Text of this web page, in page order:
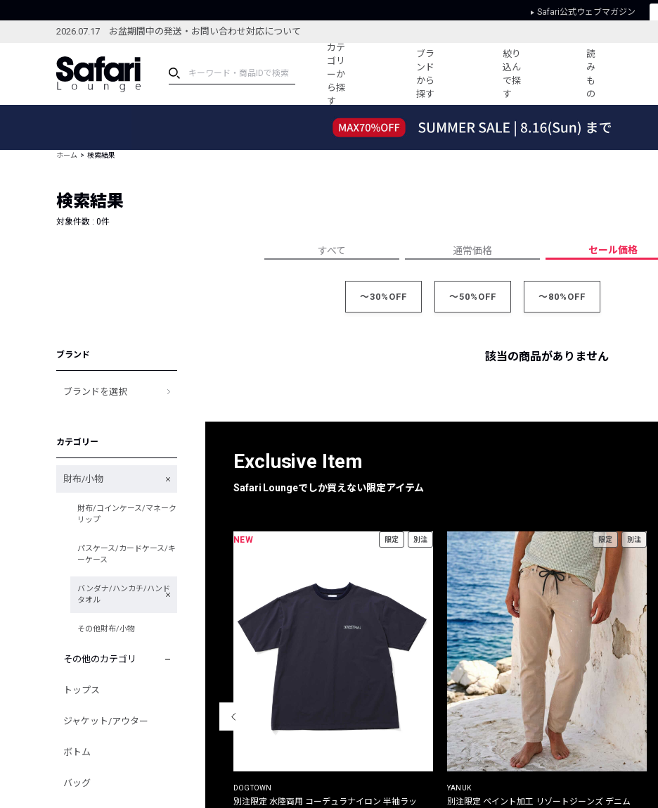
Safari公式ウェブマガジン
2026.07.17 お盆期間中の発送・お問い合わせ対応について
カテ
ゴリ
ーか
ら探
す
ブラ
ンド
から
探す
絞り
込ん
で探
す
読
み
も
の
ブランドから探す
新着アイテム
編集部のおすすめアイテム
すべての記事
人気記事ランキング
ウィークリーコーデ
プライバシーポリシー
ホーム 検索結果
検索結果
対象件数 : 0件
すべて 通常価格 セール価格
～30%OFF ～50%OFF ～80%OFF
ブランド
ブランドを選択
カテゴリー
財布/小物
財布/コインケース/マネーク
リップ
パスケース/カードケース/キ
ーケース
バンダナ/ハンカチ/ハンド
タオル
その他財布/小物
その他のカテゴリ
トップス
ジャケット/アウター
ボトム
バッグ
該当の商品がありません
Exclusive Item
Safari Loungeでしか買えない限定アイテム
THE DUFFER OF ST.GEORGE
NEW 限定 別注
DOGTOWN
別注限定 水陸両用 コーデュラナイロン 半袖ラッ
限定 別注
YANUK
別注限定 ペイント加工 リゾートジーンズ デニム